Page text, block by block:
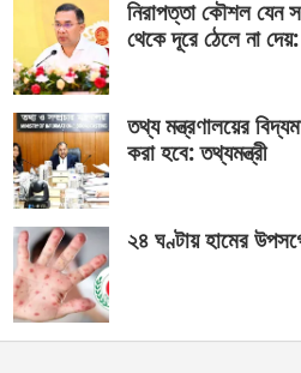
নিরাপত্তা কৌশল যেন
থেকে দূরে ঠেলে না দেয়:
তথ্য মন্ত্রণালয়ের
করা হবে: তথ্যমন্ত্রী
২৪ ঘণ্টায় হামের